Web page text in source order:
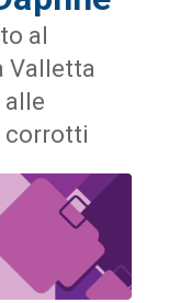
al
Valletta
corrotti